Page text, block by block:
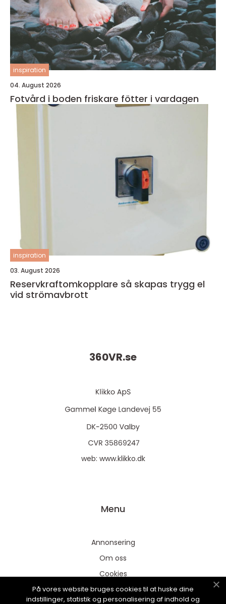
inspiration
04. August 2026
Fotvård i boden friskare fötter i vardagen
inspiration
03. August 2026
Reservkraftomkopplare så skapas trygg el
vid strömavbrott
360VR.se
web: www.klikko.dk
Menu
Annonsering
Om oss
Cookies
Kontakta oss
På vores website bruges cookies til at huske dine
indstillinger, statistik og personalisering af indhold og